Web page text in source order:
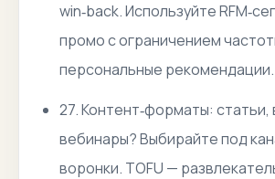
win‑back. Используйте
промо с ограничением
персональные рекомендации.
27. Контент‑форматы: статьи,
вебинары? Выбирайте под
воронки. TOFU —